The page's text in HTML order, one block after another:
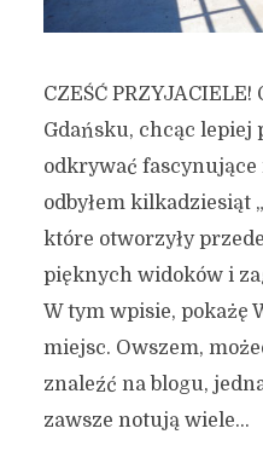
CZEŚĆ
Gdańsku, chcąc lepiej
odkrywać fascynujące
odbyłem kilkadziesiąt
które otworzyły
pięknych widoków i
W tym wpisie, pokażę
miejsc. Owszem,
znaleźć na blogu,
zawsze notują wiele...